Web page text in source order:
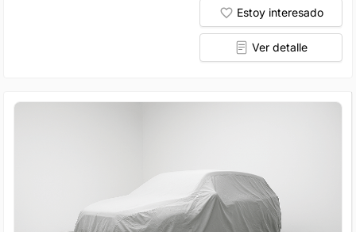
Estoy interesado
Ver detalle